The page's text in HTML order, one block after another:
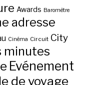
Awards Baromètre
adresse
Cinéma Circuit City
minutes
Evénement
de voyage